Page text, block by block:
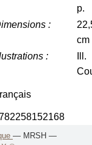
p.
:
cm
:
Ill.
— MRSH —